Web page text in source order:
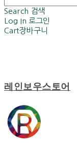
Search 검색
Log In 로그인
Cart장바구니
레인보우스토어